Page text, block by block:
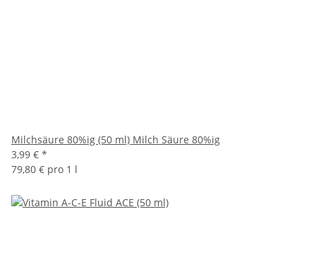
Milchsäure 80%ig (50 ml) Milch Säure 80%ig
3,99 € *
79,80 € pro 1 l